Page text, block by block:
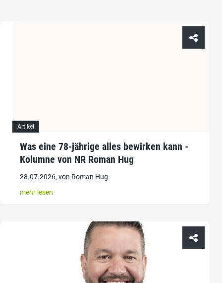
Artikel
Was eine 78-jährige alles bewirken kann -
Kolumne von NR Roman Hug
28.07.2026, von Roman Hug
mehr lesen